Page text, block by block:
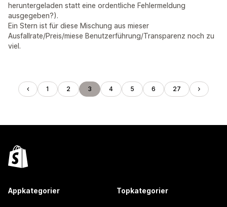
heruntergeladen statt eine ordentliche Fehlermeldung
ausgegeben?).
Ein Stern ist für diese Mischung aus mieser
Ausfallrate/Preis/miese Benutzerführung/Transparenz noch zu
viel.
1 2 3 4 5 6 27
Appkategorier Topkategorier